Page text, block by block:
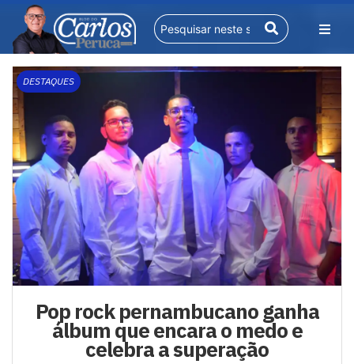
DESTAQUES
Pop rock pernambucano ganha
álbum que encara o medo e
celebra a superação